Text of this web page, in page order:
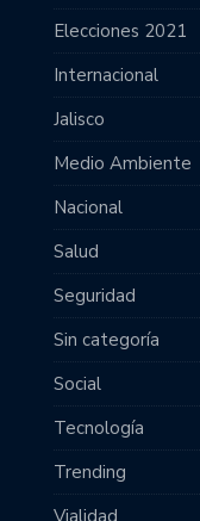
Elecciones 2021
Internacional
Jalisco
Medio Ambiente
Nacional
Salud
Seguridad
Sin categoría
Social
Tecnología
Trending
Vialidad